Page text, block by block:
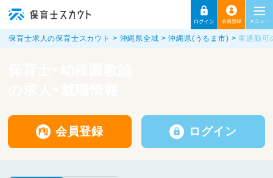
保育士求人の保育士スカウト 沖縄県全域 沖縄県(うるま市) 車通勤可
会員登録 ログイン